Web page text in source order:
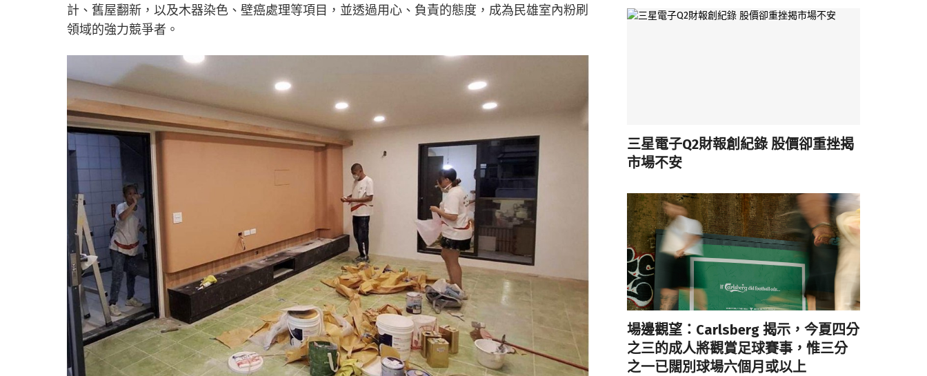
計、舊屋翻新，以及木器染色、壁癌處理等項目，並透過用心、負責的態度，成為民雄室內粉刷
領域的強力競爭者。
三星電子Q2財報創紀錄 股價卻重挫揭
市場不安
場邊觀望：Carlsberg 揭示，今夏四分
之三的成人將觀賞足球賽事，惟三分
之一已闊別球場六個月或以上